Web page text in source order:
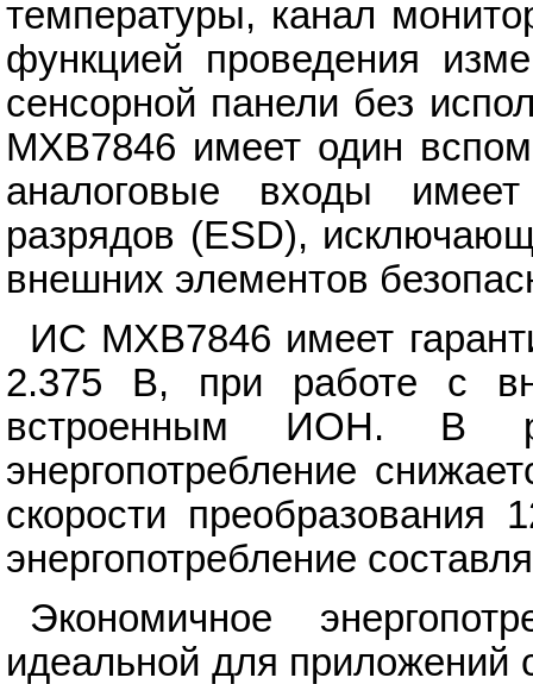
температуры, канал
функцией проведения
сенсорной панели без
MXB7846 имеет один
аналоговые входы имеет
разрядов (ESD),
внешних элементов
ИС MXB7846 имеет
2.375 В, при работе с
встроенным ИОН. В
энергопотребление
скорости
энергопотребление
Экономичное
идеальной для приложений